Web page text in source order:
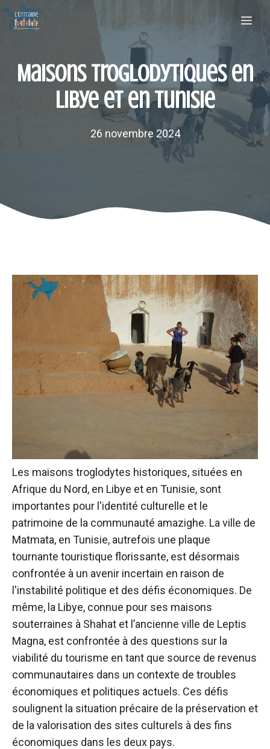
Aller
au
Maisons troglodytiques en
Libye et en Tunisie
26 novembre 2024
Les maisons troglodytes historiques, situées en
Afrique du Nord, en Libye et en Tunisie, sont
importantes pour l'identité culturelle et le
patrimoine de la communauté amazighe. La ville de
Matmata, en Tunisie, autrefois une plaque
tournante touristique florissante, est désormais
confrontée à un avenir incertain en raison de
l'instabilité politique et des défis économiques. De
même, la Libye, connue pour ses maisons
souterraines à Shahat et l’ancienne ville de Leptis
Magna, est confrontée à des questions sur la
viabilité du tourisme en tant que source de revenus
communautaires dans un contexte de troubles
économiques et politiques actuels. Ces défis
soulignent la situation précaire de la préservation et
de la valorisation des sites culturels à des fins
économiques dans les deux pays.